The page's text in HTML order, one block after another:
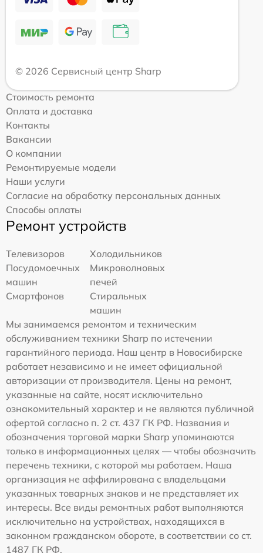
© 2026 Сервисный центр Sharp
Стоимость ремонта
Оплата и доставка
Контакты
Вакансии
О компании
Ремонтируемые модели
Наши услуги
Согласие на обработку персональных данных
Способы оплаты
Ремонт устройств
Телевизоров
Холодильников
Посудомоечных
машин
Микроволновых
печей
Смартфонов
Стиральных
машин
Мы занимаемся ремонтом и техническим
обслуживанием техники Sharp по истечении
гарантийного периода. Наш центр в Новосибирске
работает независимо и не имеет официальной
авторизации от производителя. Цены на ремонт,
указанные на сайте, носят исключительно
ознакомительный характер и не являются публичной
офертой согласно п. 2 ст. 437 ГК РФ. Названия и
обозначения торговой марки Sharp упоминаются
только в информационных целях — чтобы обозначить
перечень техники, с которой мы работаем. Наша
организация не аффилирована с владельцами
указанных товарных знаков и не представляет их
интересы. Все виды ремонтных работ выполняются
исключительно на устройствах, находящихся в
законном гражданском обороте, в соответствии со ст.
1487 ГК РФ.